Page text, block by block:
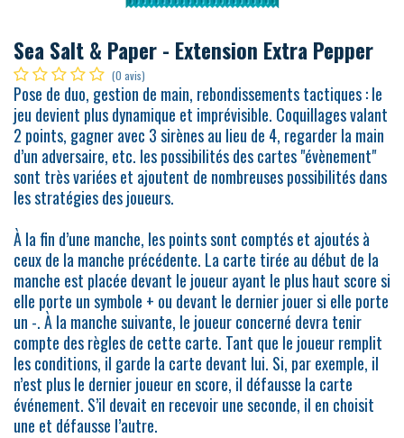
Sea Salt & Paper - Extension Extra Pepper
(0 avis)
Pose de duo, gestion de main, rebondissements tactiques : le
jeu devient plus dynamique et imprévisible. Coquillages valant
2 points, gagner avec 3 sirènes au lieu de 4, regarder la main
d’un adversaire, etc. les possibilités des cartes "évènement"
sont très variées et ajoutent de nombreuses possibilités dans
les stratégies des joueurs.
À la fin d’une manche, les points sont comptés et ajoutés à
ceux de la manche précédente. La carte tirée au début de la
manche est placée devant le joueur ayant le plus haut score si
elle porte un symbole + ou devant le dernier jouer si elle porte
un -. À la manche suivante, le joueur concerné devra tenir
compte des règles de cette carte. Tant que le joueur remplit
les conditions, il garde la carte devant lui. Si, par exemple, il
n’est plus le dernier joueur en score, il défausse la carte
événement. S’il devait en recevoir une seconde, il en choisit
une et défausse l’autre.